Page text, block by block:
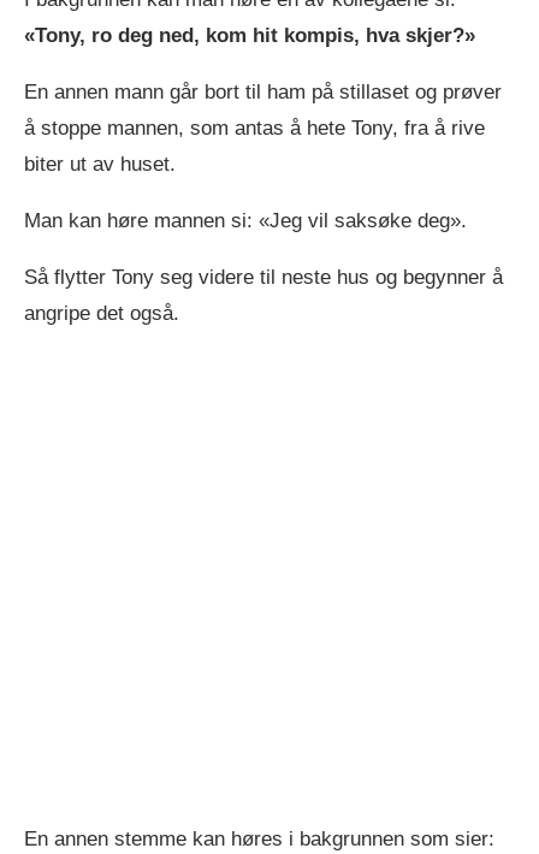
«Tony, ro deg ned, kom hit kompis, hva skjer?»
En annen mann går bort til ham på stillaset og prøver
å stoppe mannen, som antas å hete Tony, fra å rive
biter ut av huset.
Man kan høre mannen si: «Jeg vil saksøke deg».
Så flytter Tony seg videre til neste hus og begynner å
angripe det også.
En annen stemme kan høres i bakgrunnen som sier: